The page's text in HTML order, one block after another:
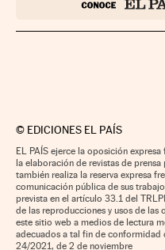
© EDICIONES EL PAÍS
EL PAÍS ejerce la oposición
la elaboración de revistas de
también realiza la reserva expresa
comunicación pública de sus
prevista en el artículo 33.1 del
de las reproducciones y usos de las
este sitio web a medios de lectura
adecuados a tal fin de conformidad
24/2021, de 2 de noviembre